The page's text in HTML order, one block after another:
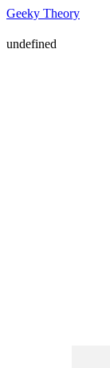
Geeky Theory
undefined